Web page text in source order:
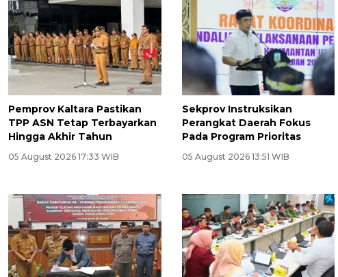
Pemprov Kaltara Pastikan
TPP ASN Tetap Terbayarkan
Hingga Akhir Tahun
05 August 2026 17:33 WIB
Sekprov Instruksikan
Perangkat Daerah Fokus
Pada Program Prioritas
05 August 2026 13:51 WIB